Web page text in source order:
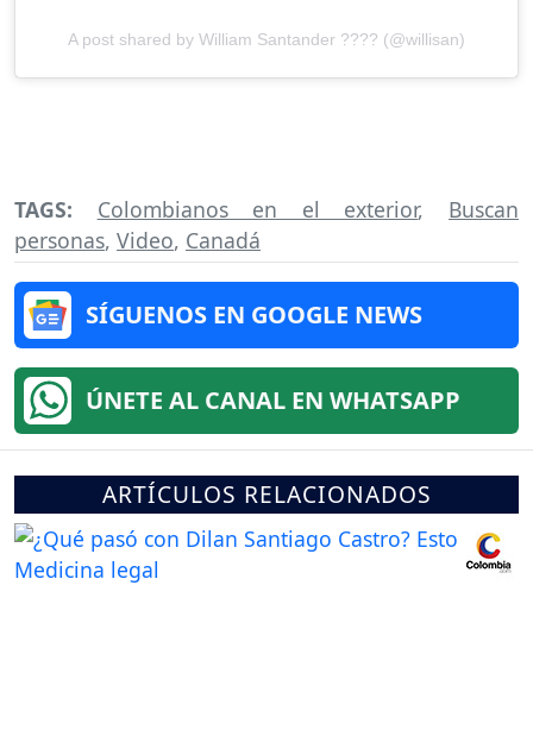
A post shared by William Santander ???? (@willisan)
TAGS: Colombianos en el exterior, Buscan
personas, Video, Canadá
SÍGUENOS EN GOOGLE NEWS
ÚNETE AL CANAL EN WHATSAPP
ARTÍCULOS RELACIONADOS